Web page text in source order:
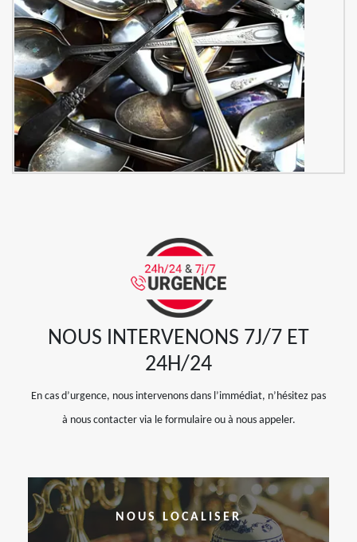
NOUS INTERVENONS 7J/7 ET
24H/24
En cas d’urgence, nous intervenons dans l’immédiat, n’hésitez pas
à nous contacter via le formulaire ou à nous appeler.
NOUS LOCALISER